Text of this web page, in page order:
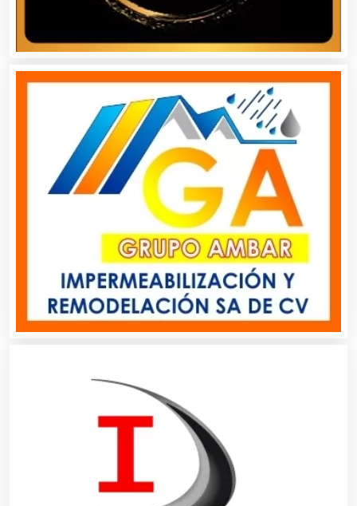
Ambulancias
Análisis Clínicos
Análisis de Aguas
Animadores de Eventos
Aparatos y Equipos Eléctricos
Artes Gráficas
Artículos de Oficina